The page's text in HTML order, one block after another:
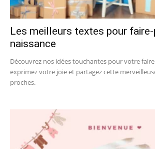
Les meilleurs textes pour
naissance
Découvrez nos idées touchantes pour votre
exprimez votre joie et partagez cette
proches.